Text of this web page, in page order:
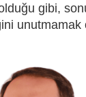
gibi,
unutmamak